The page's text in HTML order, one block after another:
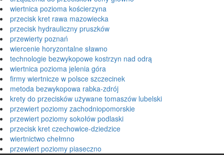
wiertnica pozioma kościerzyna
przecisk kret rawa mazowiecka
przecisk hydrauliczny pruszków
przewierty poznań
wiercenie horyzontalne sławno
technologie bezwykopowe kostrzyn nad odrą
wiertnica pozioma jelenia góra
firmy wiertnicze w polsce szczecinek
metoda bezwykopowa rabka-zdrój
krety do przecisków używane tomaszów lubelski
przewiert poziomy zachodniopomorskie
przewiert poziomy sokołów podlaski
przecisk kret czechowice-dziedzice
wiertnictwo chełmno
przewiert poziomy piaseczno